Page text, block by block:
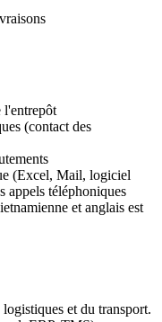
l'entrepôt
(contact des
(Excel, Mail, logiciel
appels téléphoniques
et anglais est
et du transport.